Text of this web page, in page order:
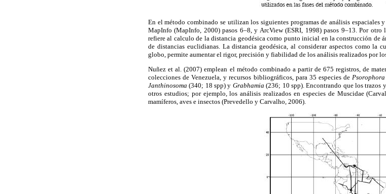
En el método combinado se utilizan los siguientes programas de análisis espaciales
MapInfo (MapInfo, 2000) pasos 6–8, y ArcView (ESRI, 1998) pasos 9–13. Por otro
refiere al calculo de la distancia geodésica como punto inicial en la construcción de
de distancias euclidianas. La distancia geodésica, al considerar aspectos como la
globo, permite aumentar el rigor, precisión y fiabilidad de los análisis realizados por
Nuñez et al. (2007) emplean el método combinado a partir de 675 registros, de
colecciones de Venezuela, y recursos bibliográficos, para 35 especies de
Janthinosoma(340; 18 spp) y Grabhamia(236; 10 spp). Encontrando que los trazos
otros estudios; por ejemplo, los análisis realizados en especies de Muscidae
mamíferos, aves e insectos (Prevedello y Carvalho, 2006).